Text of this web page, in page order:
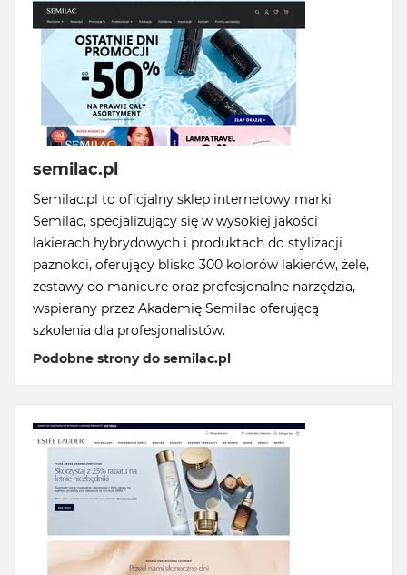
semilac.pl
Semilac.pl to oficjalny sklep internetowy marki
Semilac, specjalizujący się w wysokiej jakości
lakierach hybrydowych i produktach do stylizacji
paznokci, oferujący blisko 300 kolorów lakierów, żele,
zestawy do manicure oraz profesjonalne narzędzia,
wspierany przez Akademię Semilac oferującą
szkolenia dla profesjonalistów.
Podobne strony do semilac.pl